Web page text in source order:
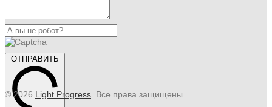
ОТПРАВИТЬ
© 2026 Light Progress. Все права защищены